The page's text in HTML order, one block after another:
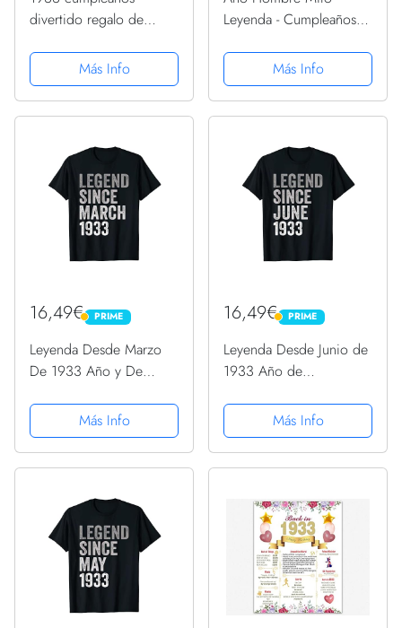
divertido regalo de
Más Info
Leyenda - Cumpleaños
Manga LargaMás Info
16,49€ PRIME
PRIME
Leyenda Desde Marzo
De 1933 Año y De
CamisetaMás Info
16,49€ PRIME
PRIME
Leyenda Desde Junio de
1933 Año de
Más Info